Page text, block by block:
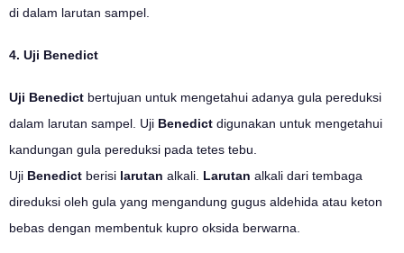
di dalam larutan sampel.
4. Uji Benedict
Uji Benedict bertujuan untuk mengetahui adanya gula pereduksi
dalam larutan sampel. Uji Benedict digunakan untuk mengetahui
kandungan gula pereduksi pada tetes tebu.
Uji Benedict berisi larutan alkali. Larutan alkali dari tembaga
direduksi oleh gula yang mengandung gugus aldehida atau keton
bebas dengan membentuk kupro oksida berwarna.